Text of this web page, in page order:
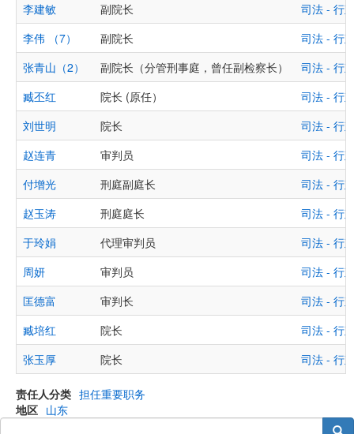
李建敏
副院长
司法 - 行
李伟 （7）
副院长
司法 - 行
张青山（2）
副院长（分管刑事庭，曾任副检察长）
司法 - 行
臧丕红
院长 (原任）
司法 - 行
刘世明
院长
司法 - 行
赵连青
审判员
司法 - 行
付增光
刑庭副庭长
司法 - 行
赵玉涛
刑庭庭长
司法 - 行
于玲娟
代理审判员
司法 - 行
周妍
审判员
司法 - 行
匡德富
审判长
司法 - 行
臧培红
院长
司法 - 行
张玉厚
院长 司法 - 行
责任人分类 担任重要职务
地区 山东
搜索